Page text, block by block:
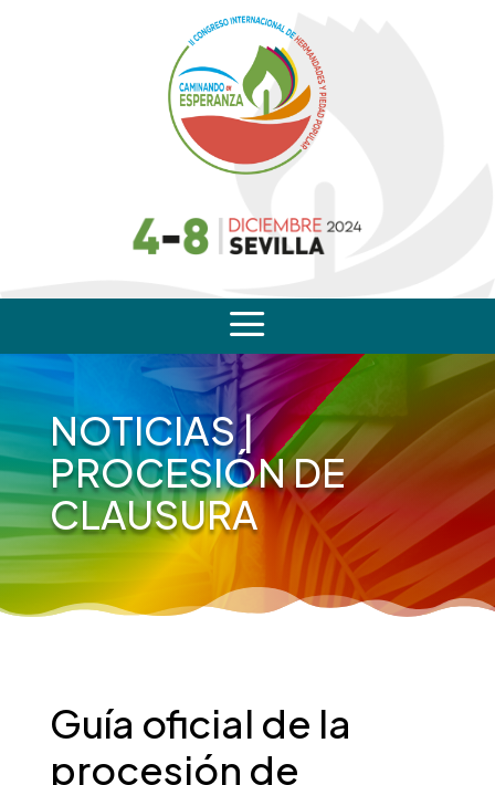
a
NOTICIAS|
PROCESIÓN DE
CLAUSURA
Guía oficial de la
procesión de